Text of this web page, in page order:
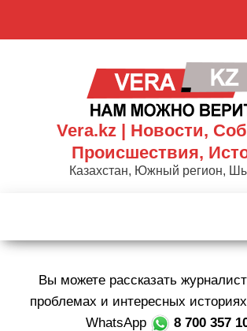
Vera.kz | Новости,
Происшествия,
Казахстан, Южный регион,
Вы можете рассказать
проблемах и интересных
WhatsApp
8 700 357